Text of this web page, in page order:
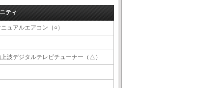
ティ
ュアルエアコン（○）
波デジタルテレビチューナー（△）